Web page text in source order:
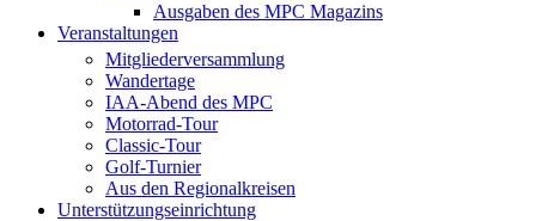
Ausgaben des MPC Magazins
Veranstaltungen
Mitgliederversammlung
Wandertage
IAA-Abend des MPC
Motorrad-Tour
Classic-Tour
Golf-Turnier
Aus den Regionalkreisen
Unterstützungseinrichtung